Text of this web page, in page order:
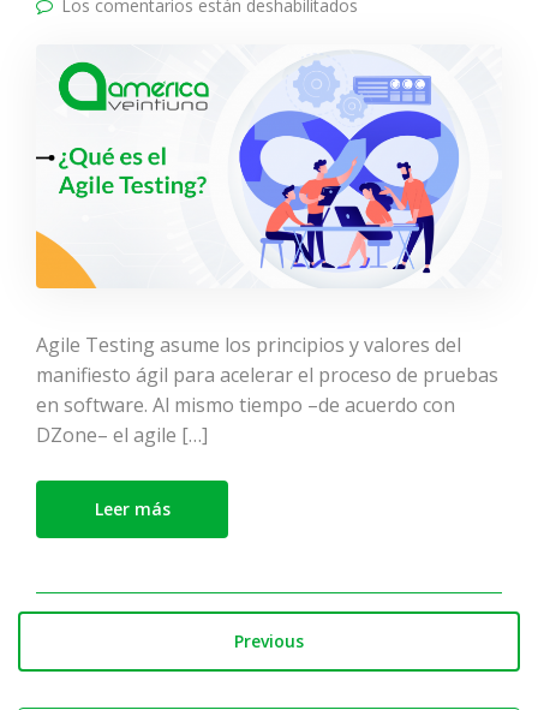
Los comentarios están deshabilitados
Agile Testing asume los principios y valores del
manifiesto ágil para acelerar el proceso de pruebas
en software. Al mismo tiempo –de acuerdo con
DZone– el agile […]
Leer más
Previous